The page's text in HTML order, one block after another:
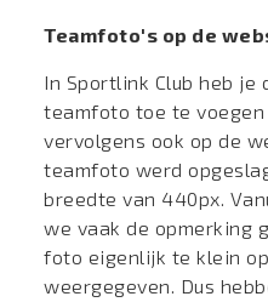
Teamfoto's op de
In Sportlink Club heb je
teamfoto toe te voegen
vervolgens ook op de
teamfoto werd
breedte van 440px.
we vaak de opmerking
foto eigenlijk te klein
weergegeven. Dus